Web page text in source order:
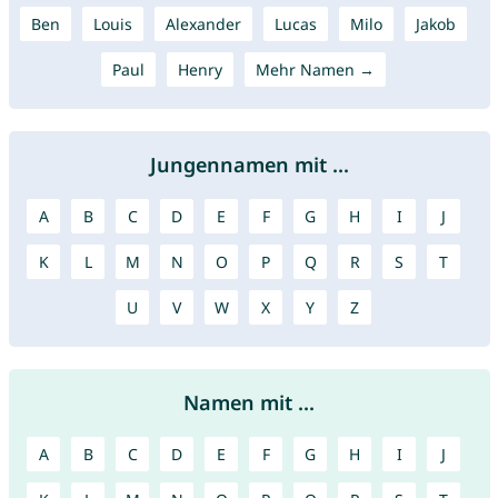
Ben Louis Alexander Lucas Milo Jakob
Paul Henry Mehr Namen →
Jungennamen mit ...
A B C D E F G H I J
K L M N O P Q R S T
U V W X Y Z
Namen mit ...
A B C D E F G H I J